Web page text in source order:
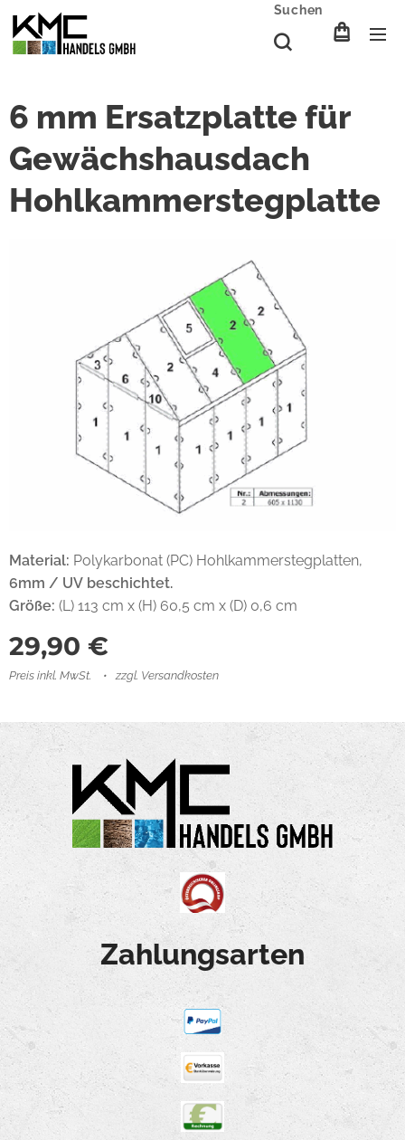
Suchen
6 mm Ersatzplatte für
Gewächshausdach
Hohlkammerstegplatte
Material: Polykarbonat (PC) Hohlkammerstegplatten,
6mm / UV beschichtet.
Größe: (L) 113 cm x (H) 60,5 cm x (D) 0,6 cm
29,90 €
Preis inkl. MwSt. zzgl. Versandkosten
Zahlungsarten